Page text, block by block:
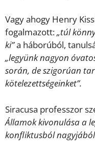
Vagy ahogy Henry
fogalmazott:„túl
ki”a háborúból,
„legyünk nagyon
során, de szigorúan
kötelezettségeinket”.
Siracusa professzor
Államok kivonulása a
konfliktusból